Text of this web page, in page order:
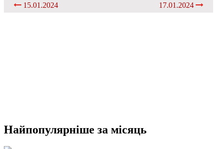
15.01.2024
17.01.2024
Найпопулярніше за місяць